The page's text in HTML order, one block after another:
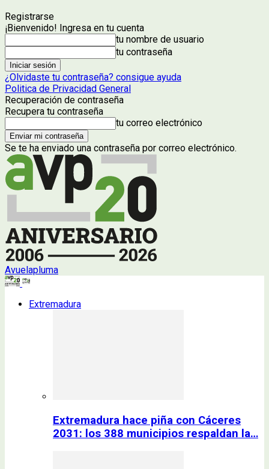
Registrarse
¡Bienvenido! Ingresa en tu cuenta
tu nombre de usuario
tu contraseña
¿Olvidaste tu contraseña? consigue ayuda
Politica de Privacidad General
Recuperación de contraseña
Recupera tu contraseña
tu correo electrónico
Se te ha enviado una contraseña por correo electrónico.
Avuelapluma
Extremadura
Extremadura hace piña con Cáceres
2031: los 388 municipios respaldan la…